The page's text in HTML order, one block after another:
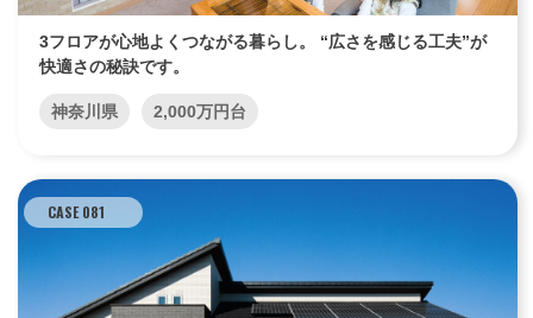
3フロアが心地よくつながる暮らし。 “広さを感じる工夫”が
快適さの秘訣です。
神奈川県 2,000万円台
CASE 081